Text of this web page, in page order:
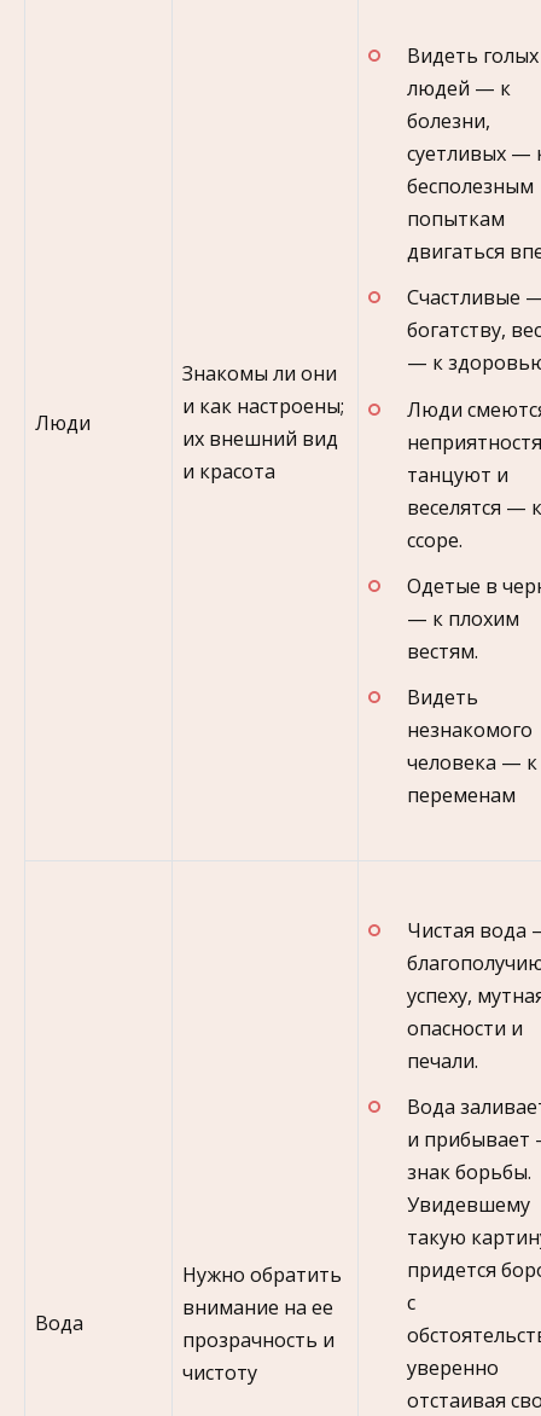
Люди
Знакомы ли они
и как настроены;
их внешний вид
и красота
Видеть голых
людей — к
болезни,
суетливых —
бесполезным
попыткам
двигаться
Счастливые
богатству,
— к
Люди
танцуют и
веселятся —
ссоре.
Одетые в
— к плохим
вестям.
Видеть
незнакомого
человека — к
переменам
Вода
Нужно обратить
внимание на ее
прозрачность и
чистоту
Чистая вода
успеху,
опасности и
печали.
Вода
и
знак борьбы.
Увидевшему
такую
придется
с
уверенно
отстаивая